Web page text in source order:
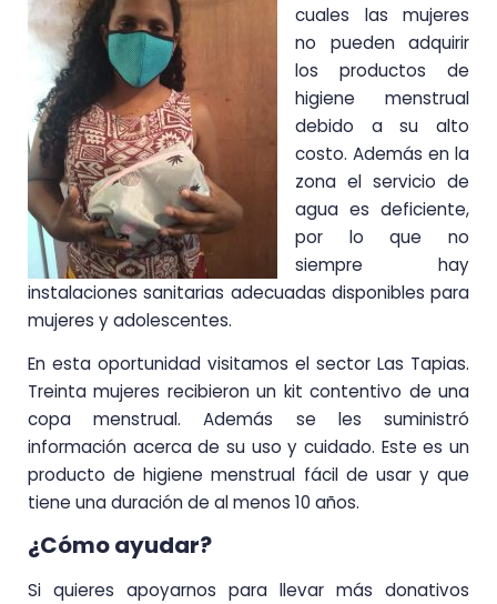
cuales las mujeres
no pueden adquirir
los productos de
higiene menstrual
debido a su alto
costo. Además en la
zona el servicio de
agua es deficiente,
por lo que no
siempre hay
instalaciones sanitarias adecuadas disponibles para
mujeres y adolescentes.
En esta oportunidad visitamos el sector Las Tapias.
Treinta mujeres recibieron un kit contentivo de una
copa menstrual. Además se les suministró
información acerca de su uso y cuidado. Este es un
producto de higiene menstrual fácil de usar y que
tiene una duración de al menos 10 años.
¿Cómo ayudar?
Si quieres apoyarnos para llevar más donativos